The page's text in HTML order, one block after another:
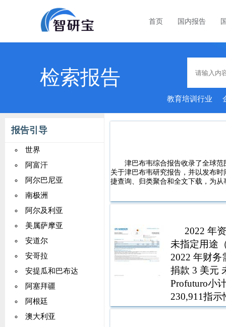
首页 国内报告
检索报告
教育培训行业
经济
报告引导
世界
阿富汗
阿尔巴尼亚
南极洲
阿尔及利亚
美属萨摩亚
安道尔
安哥拉
安提瓜和巴布达
阿塞拜疆
阿根廷
澳大利亚
津巴布韦综合报告收录了全球
关于津巴布韦研究报告，并以发布
捷查询、归类聚合和全文下载，为
2022 年
未指定用途
2022 年财务
捐款 3 美元
Profuturo小
230,911指示